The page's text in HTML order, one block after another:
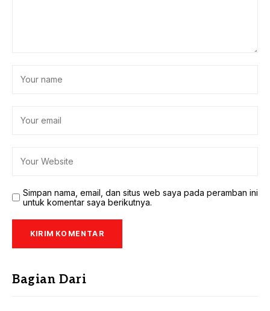
Simpan nama, email, dan situs web saya pada peramban ini
untuk komentar saya berikutnya.
Bagian Dari